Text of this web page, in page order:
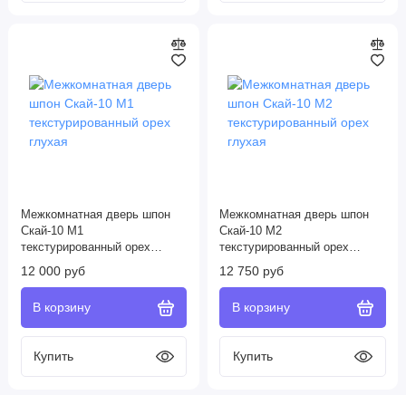
Межкомнатная дверь шпон
Скай-10 М1
текстурированный орех
глухая
12 000 руб
Межкомнатная дверь шпон
Скай-10 М2
текстурированный орех
глухая
12 750 руб